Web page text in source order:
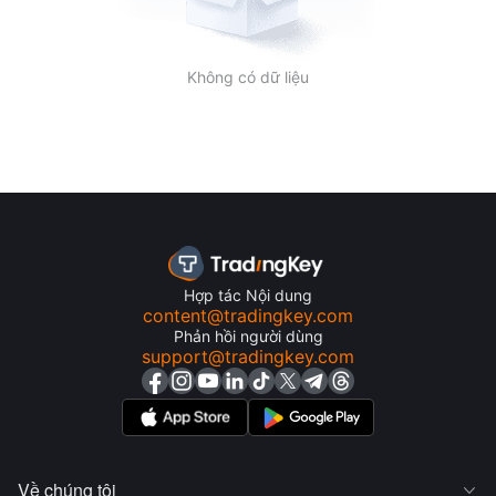
Không có dữ liệu
Hợp tác Nội dung
content@tradingkey.com
Phản hồi người dùng
support@tradingkey.com
Về chúng tôi 